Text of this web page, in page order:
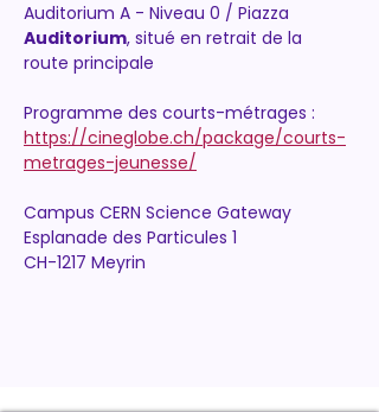
Auditorium A - Niveau 0 / Piazza
Auditorium, situé en retrait de la
route principale
Programme des courts-métrages :
https://cineglobe.ch/package/courts-
metrages-jeunesse/
Campus CERN Science Gateway
Esplanade des Particules 1
CH-1217 Meyrin